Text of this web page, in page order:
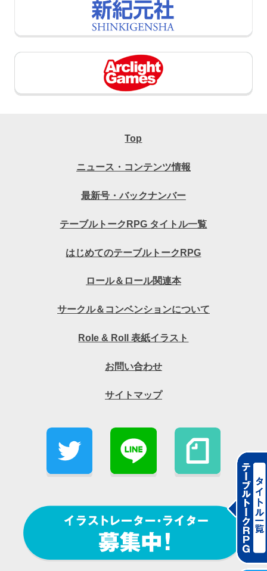
Top
ニュース・コンテンツ情報
最新号・バックナンバー
テーブルトークRPG タイトル一覧
はじめてのテーブルトークRPG
ロール＆ロール関連本
サークル＆コンベンションについて
Role & Roll 表紙イラスト
お問い合わせ
サイトマップ